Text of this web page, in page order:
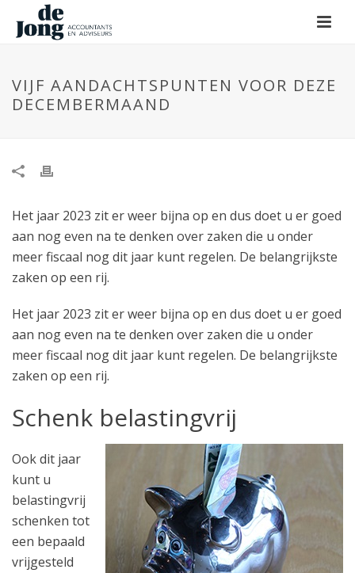
VIJF AANDACHTSPUNTEN VOOR DEZE
DECEMBERMAAND
Het jaar 2023 zit er weer bijna op en dus doet u er goed
aan nog even na te denken over zaken die u onder
meer fiscaal nog dit jaar kunt regelen. De belangrijkste
zaken op een rij.
Het jaar 2023 zit er weer bijna op en dus doet u er goed
aan nog even na te denken over zaken die u onder
meer fiscaal nog dit jaar kunt regelen. De belangrijkste
zaken op een rij.
Schenk belastingvrij
Ook dit jaar
kunt u
belastingvrij
schenken tot
een bepaald
vrijgesteld